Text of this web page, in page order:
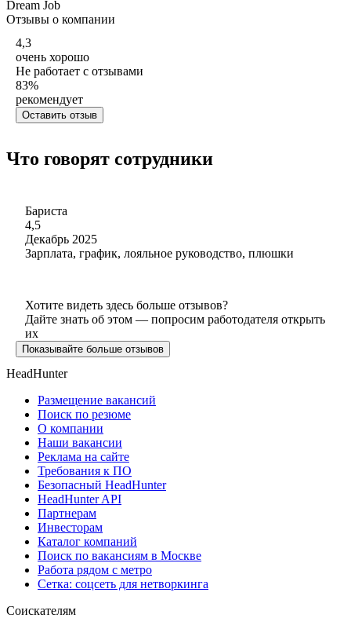
Dream Job
Отзывы о компании
4,3
очень хорошо
Не работает с отзывами
83%
рекомендует
Оставить отзыв
Что говорят сотрудники
Бариста
4,5
Декабрь 2025
Зарплата, график, лояльное руководство, плюшки
Хотите видеть здесь больше отзывов?
Дайте знать об этом — попросим работодателя открыть
их
Показывайте больше отзывов
HeadHunter
Размещение вакансий
Поиск по резюме
О компании
Наши вакансии
Реклама на сайте
Требования к ПО
Безопасный HeadHunter
HeadHunter API
Партнерам
Инвесторам
Каталог компаний
Поиск по вакансиям в Москве
Работа рядом с метро
Сетка: соцсеть для нетворкинга
Соискателям